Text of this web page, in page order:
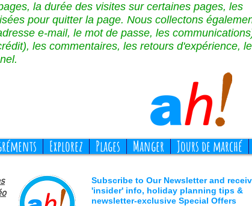
la durée des visites sur certaines pages, les
pour quitter la page. Nous collectons
e-mail, le mot de passe, les
les commentaires, les retours d'expérience,
Explorez Plages Manger Jours de marché
Subscribe to Our Newsletter and
'insider' info, holiday planning tips &
newsletter-exclusive Special Offers